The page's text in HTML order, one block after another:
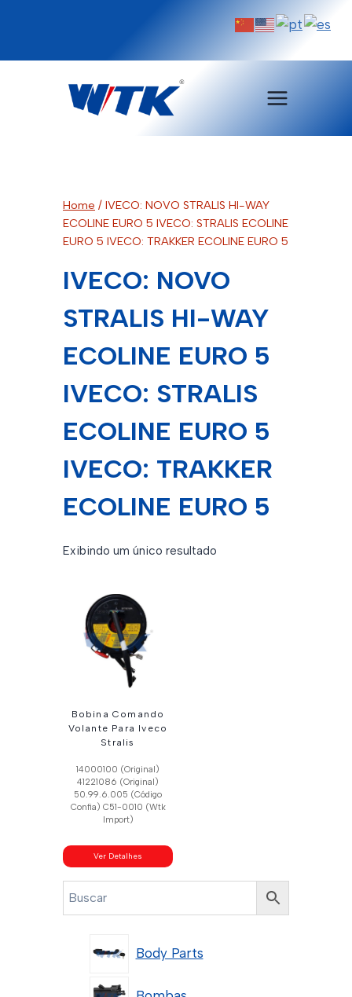
Home / IVECO: NOVO STRALIS HI-WAY
ECOLINE EURO 5 IVECO: STRALIS ECOLINE
EURO 5 IVECO: TRAKKER ECOLINE EURO 5
IVECO: NOVO
STRALIS HI-WAY
ECOLINE EURO 5
IVECO: STRALIS
ECOLINE EURO 5
IVECO: TRAKKER
ECOLINE EURO 5
Exibindo um único resultado
Bobina Comando
Volante Para Iveco
Stralis
14000100 (Original)
41221086 (Original)
50.99.6.005 (Código
Confia) C51-0010 (Wtk
Import)
Ver Detalhes
Body Parts